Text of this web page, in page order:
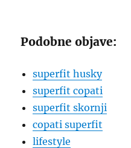
Podobne objave:
superfit husky
superfit copati
superfit skornji
copati superfit
lifestyle